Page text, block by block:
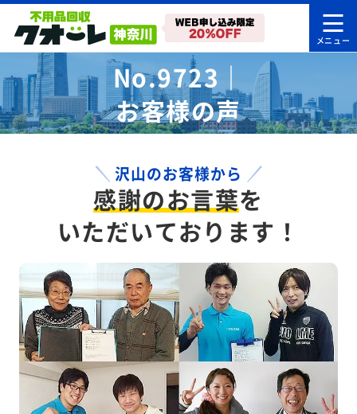
No.9723｜
お客様の声
沢山のお客様から
感謝のお言葉を
いただいております！